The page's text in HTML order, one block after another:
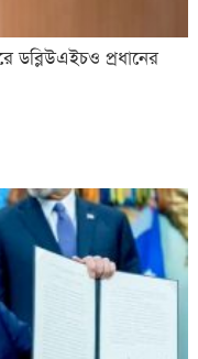
ডব্লিউএইচও প্রধানের